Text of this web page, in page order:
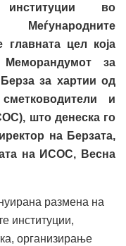
во
главната цел која
за
за хартии од
и
што денеска го
на Берзата,
на ИСОС, Весна
размена на
институции,
организирање